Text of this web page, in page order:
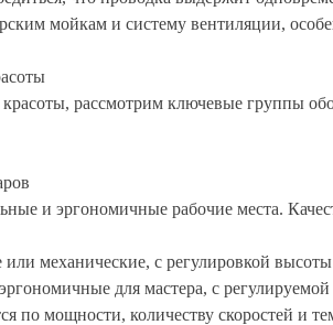
мойкам и систему вентиляции,
рассмотрим ключевые группы
и эргономичные рабочие места.
или механические, с регулировкой
для мастера, с
по мощности, количеству скоростей и